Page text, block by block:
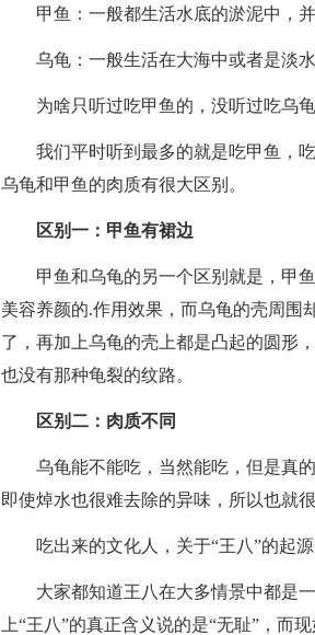
甲鱼：一般都生活水底的淤泥中，
乌龟：一般生活在大海中或者是淡
为啥只听过吃甲鱼的，没听过吃乌
我们平时听到最多的就是吃甲鱼，
乌龟和甲鱼的肉质有很大区别。
区别一：甲鱼有裙边
甲鱼和乌龟的另一个区别就是，甲
美容养颜的.作用效果，而乌龟的壳周围
了，再加上乌龟的壳上都是凸起的圆形
也没有那种龟裂的纹路。
区别二：肉质不同
乌龟能不能吃，当然能吃，但是真
即使焯水也很难去除的异味，所以也就
吃出来的文化人，关于“王八”的起源
大家都知道王八在大多情景中都是
上“王八”的真正含义说的是“无耻”，而